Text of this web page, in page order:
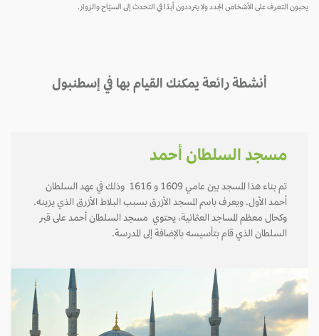
يحبون التعرف على الأشخاص الجدد ولا يترددون أبدًا في التحدث إلى السيّاح والزوار.
أنشطة رائعة يمكنك القيام بها في إسطنبول
مسجد السلطان أحمد
تم بناء هذا المسجد بين عامي 1609 و 1616 وذلك في عهد السلطان
أحمد الأول. ويعرف باسم المسجد الأزرق بسبب البلاط الأزرق الذي يزينه.
وكحال معظم المساجد العثمانية، يحتوي مسجد السلطان أحمد على قبر
السلطان الذي قام بتأسيسه بالإضافة إلى المدرسة.